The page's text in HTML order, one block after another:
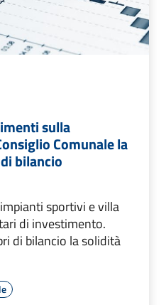
sulla
Comunale la
bilancio
sportivi e villa
di investimento.
di bilancio la solidità